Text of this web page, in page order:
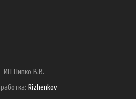
ИП Пипко В.В.
Rizhenkov